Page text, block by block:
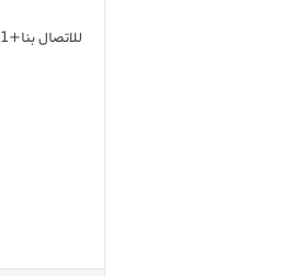
للاتصال بنا+212614999191